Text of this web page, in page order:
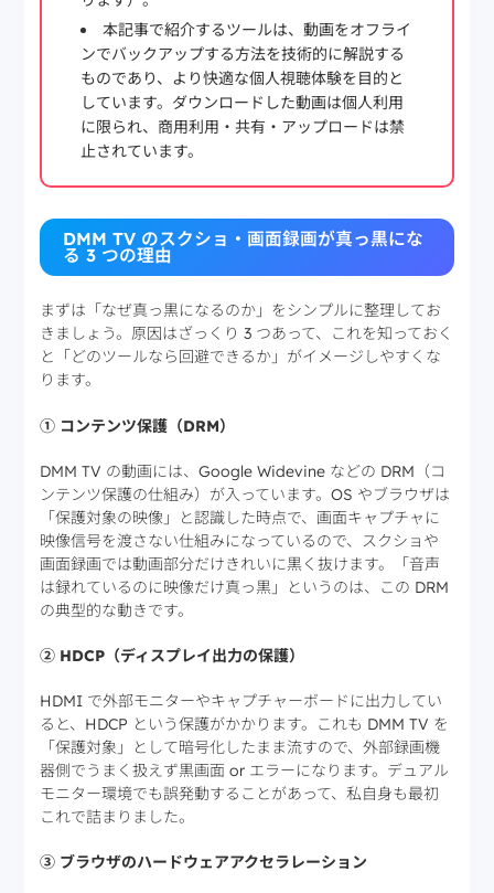
本記事で紹介するツールは、動画をオフライ
ンでバックアップする方法を技術的に解説する
ものであり、より快適な個人視聴体験を目的と
しています。ダウンロードした動画は個人利用
に限られ、商用利用・共有・アップロードは禁
止されています。
DMM TV のスクショ・画面録画が真っ黒にな
る 3 つの理由
まずは「なぜ真っ黒になるのか」をシンプルに整理してお
きましょう。原因はざっくり 3 つあって、これを知っておく
と「どのツールなら回避できるか」がイメージしやすくな
ります。
① コンテンツ保護（DRM）
DMM TV の動画には、Google Widevine などの DRM（コ
ンテンツ保護の仕組み）が入っています。OS やブラウザは
「保護対象の映像」と認識した時点で、画面キャプチャに
映像信号を渡さない仕組みになっているので、スクショや
画面録画では動画部分だけきれいに黒く抜けます。「音声
は録れているのに映像だけ真っ黒」というのは、この DRM
の典型的な動きです。
② HDCP（ディスプレイ出力の保護）
HDMI で外部モニターやキャプチャーボードに出力してい
ると、HDCP という保護がかかります。これも DMM TV を
「保護対象」として暗号化したまま流すので、外部録画機
器側でうまく扱えず黒画面 or エラーになります。デュアル
モニター環境でも誤発動することがあって、私自身も最初
これで詰まりました。
③ ブラウザのハードウェアアクセラレーション